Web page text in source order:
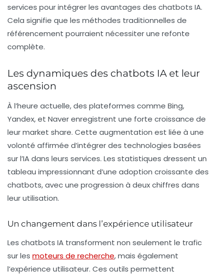
services pour intégrer les avantages des chatbots IA.
Cela signifie que les méthodes traditionnelles de
référencement pourraient nécessiter une refonte
complète.
Les dynamiques des chatbots IA et leur
ascension
À l’heure actuelle, des plateformes comme Bing,
Yandex, et Naver enregistrent une forte croissance de
leur market share. Cette augmentation est liée à une
volonté affirmée d’intégrer des technologies basées
sur l’IA dans leurs services. Les statistiques dressent un
tableau impressionnant d’une adoption croissante des
chatbots, avec une progression à deux chiffres dans
leur utilisation.
Un changement dans l’expérience utilisateur
Les chatbots IA transforment non seulement le trafic
sur les moteurs de recherche, mais également
l’expérience utilisateur. Ces outils permettent